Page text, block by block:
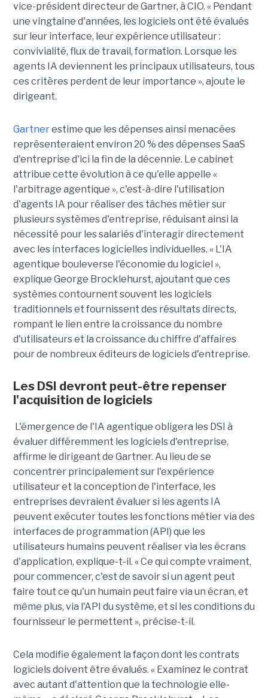
vice-président directeur de Gartner, à CIO. « Pendant
une vingtaine d'années, les logiciels ont été évalués
sur leur interface, leur expérience utilisateur :
convivialité, flux de travail, formation. Lorsque les
agents IA deviennent les principaux utilisateurs, tous
ces critères perdent de leur importance », ajoute le
dirigeant.
Gartnerestime que les dépenses ainsi menacées
représenteraient environ 20 % des dépenses SaaS
d'entreprise d'ici la fin de la décennie. Le cabinet
attribue cette évolution à ce qu'elle appelle «
l'arbitrage agentique », c'est-à-dire l'utilisation
d'agents IA pour réaliser des tâches métier sur
plusieurs systèmes d'entreprise, réduisant ainsi la
nécessité pour les salariés d'interagir directement
avec les interfaces logicielles individuelles. « L'IA
agentique bouleverse l'économie du logiciel »,
explique George Brocklehurst, ajoutant que ces
systèmes contournent souvent les logiciels
traditionnels et fournissent des résultats directs,
rompant le lien entre la croissance du nombre
d'utilisateurs et la croissance du chiffre d'affaires
pour de nombreux éditeurs de logiciels d'entreprise.
Les DSI devront peut-être repenser
l'acquisition de logiciels
L'émergence de l'IA agentique obligera les DSI à
évaluer différemment les logiciels d'entreprise,
affirme le dirigeant de Gartner. Au lieu de se
concentrer principalement sur l'expérience
utilisateur et la conception de l'interface, les
entreprises devraient évaluer si les agents IA
peuvent exécuter toutes les fonctions métier via des
interfaces de programmation (API) que les
utilisateurs humains peuvent réaliser via les écrans
d'application, explique-t-il. « Ce qui compte vraiment,
pour commencer, c'est de savoir si un agent peut
faire tout ce qu'un humain peut faire via un écran, et
même plus, via l'API du système, et si les conditions du
fournisseur le permettent », précise-t-il.
Cela modifie également la façon dont les contrats
logiciels doivent être évalués. « Examinez le contrat
avec autant d'attention que la technologie elle-